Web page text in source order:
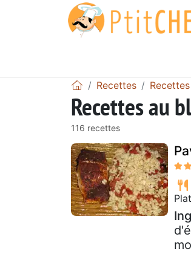
Recettes
Recettes au
116 recettes
Plat